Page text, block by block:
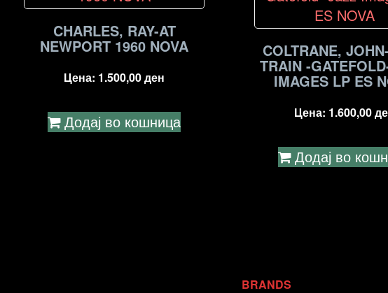
CHARLES, RAY-AT
NEWPORT 1960 NOVA
Цена: 1.500,00ден
Додај во кошница
COLTRANE,
TRAIN -
IMAGES LP ES
Цена: 1.600,00
Додај во
BRANDS